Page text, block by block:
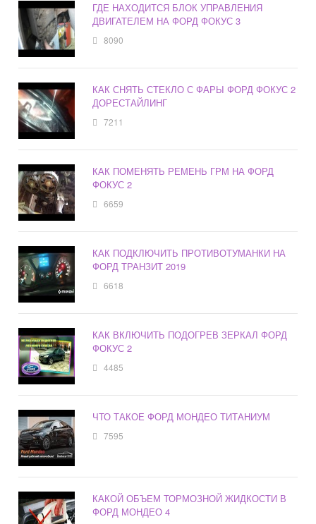
ГДЕ НАХОДИТСЯ БЛОК УПРАВЛЕНИЯ
ДВИГАТЕЛЕМ НА ФОРД ФОКУС 3
8090
КАК СНЯТЬ СТЕКЛО С ФАРЫ ФОРД ФОКУС 2
ДОРЕСТАЙЛИНГ
7211
КАК ПОМЕНЯТЬ РЕМЕНЬ ГРМ НА ФОРД
ФОКУС 2
6659
КАК ПОДКЛЮЧИТЬ ПРОТИВОТУМАНКИ НА
ФОРД ТРАНЗИТ 2019
6618
КАК ВКЛЮЧИТЬ ПОДОГРЕВ ЗЕРКАЛ ФОРД
ФОКУС 2
4485
ЧТО ТАКОЕ ФОРД МОНДЕО ТИТАНИУМ
7595
КАКОЙ ОБЪЕМ ТОРМОЗНОЙ ЖИДКОСТИ В
ФОРД МОНДЕО 4